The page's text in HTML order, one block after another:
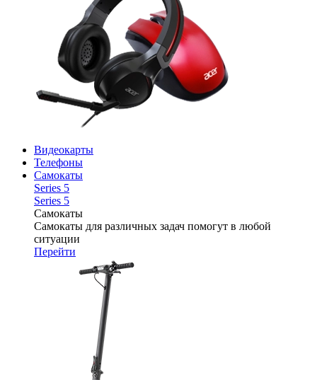
Видеокарты
Телефоны
Самокаты
Series 5
Series 5
Самокаты
Самокаты для различных задач помогут в любой
ситуации
Перейти